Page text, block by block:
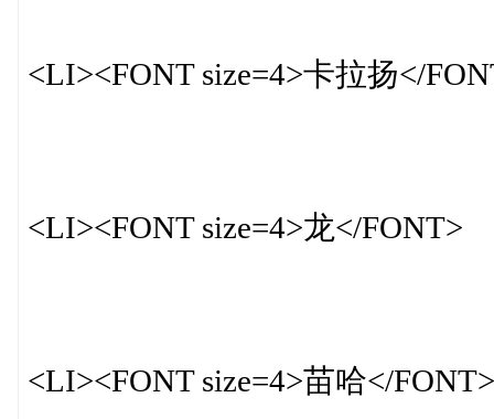
<LI><FONT size=4>卡拉扬</
<LI><FONT size=4>龙</FONT>
<LI><FONT size=4>苗哈</FONT>